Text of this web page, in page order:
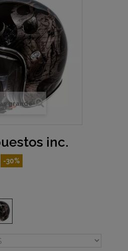
grande
inc.
-30%